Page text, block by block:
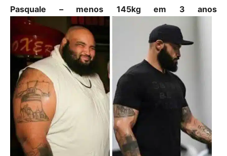
Pasquale – menos 145kg em 3 anos